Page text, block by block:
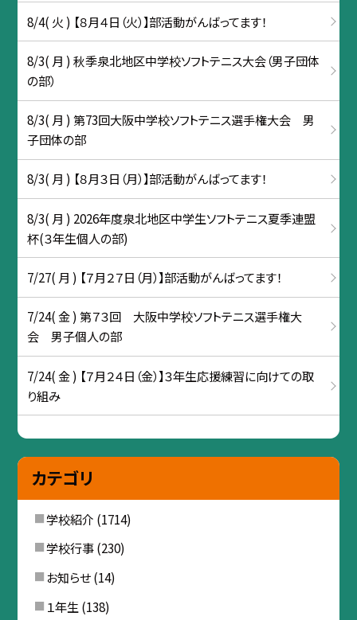
8/4( 火 ) 【８月４日（火）】部活動がんばってます！
8/3( 月 ) 秋季泉北地区中学校ソフトテニス大会（男子団体
の部）
8/3( 月 ) 第73回大阪中学校ソフトテニス選手権大会 男
子団体の部
8/3( 月 ) 【８月３日（月）】部活動がんばってます！
8/3( 月 ) 2026年度泉北地区中学生ソフトテニス夏季連盟
杯(３年生個人の部)
7/27( 月 ) 【７月２７日（月）】部活動がんばってます！
7/24( 金 ) 第７３回 大阪中学校ソフトテニス選手権大
会 男子個人の部
7/24( 金 ) 【７月２４日（金）】３年生応援練習に向けての取
り組み
カテゴリ
学校紹介 (1714)
学校行事(230)
お知らせ(14)
１年生 (138)